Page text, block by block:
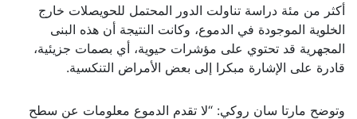
أكثر من مئة دراسة تناولت الدور المحتمل للحويصلات خارج
الخلوية الموجودة في الدموع، وكانت النتيجة أن هذه البنى
المجهرية قد تحتوي على مؤشرات حيوية، أي بصمات جزيئية،
قادرة على الإشارة مبكرا إلى بعض الأمراض التنكسية.
وتوضح مارتا سان روكي: “لا تقدم الدموع معلومات عن سطح